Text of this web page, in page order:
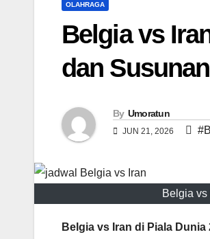
OLAHRAGA
Belgia vs
dan
By Umoratun
JUN 21, 2026
Belgia
Belgia vs Iran di Piala